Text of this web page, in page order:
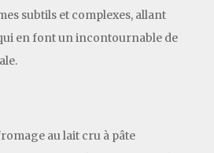
subtils et complexes, allant
en font un incontournable de
au lait cru à pâte